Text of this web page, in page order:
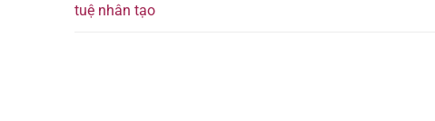
tuệ nhân tạo